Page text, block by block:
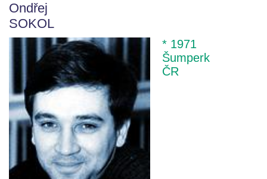
Ondřej
SOKOL
* 1971
Šumperk
ČR